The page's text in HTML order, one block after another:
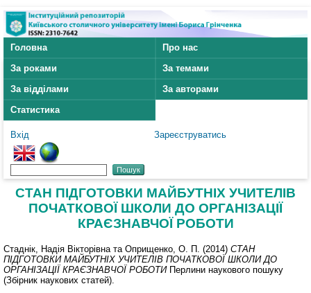
Головна
Про нас
За роками
За темами
За відділами
За авторами
Статистика
Вхід Зареєструватись
СТАН ПІДГОТОВКИ МАЙБУТНІХ УЧИТЕЛІВ
ПОЧАТКОВОЇ ШКОЛИ ДО ОРГАНІЗАЦІЇ
КРАЄЗНАВЧОЇ РОБОТИ
Стаднік, Надія Вікторівна та Оприщенко, О. П. (2014) СТАН
ПІДГОТОВКИ МАЙБУТНІХ УЧИТЕЛІВ ПОЧАТКОВОЇ ШКОЛИ ДО
ОРГАНІЗАЦІЇ КРАЄЗНАВЧОЇ РОБОТИПерлини наукового пошуку
(Збірник наукових статей).